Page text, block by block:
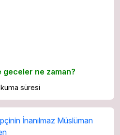
geceler ne zaman?
süresi